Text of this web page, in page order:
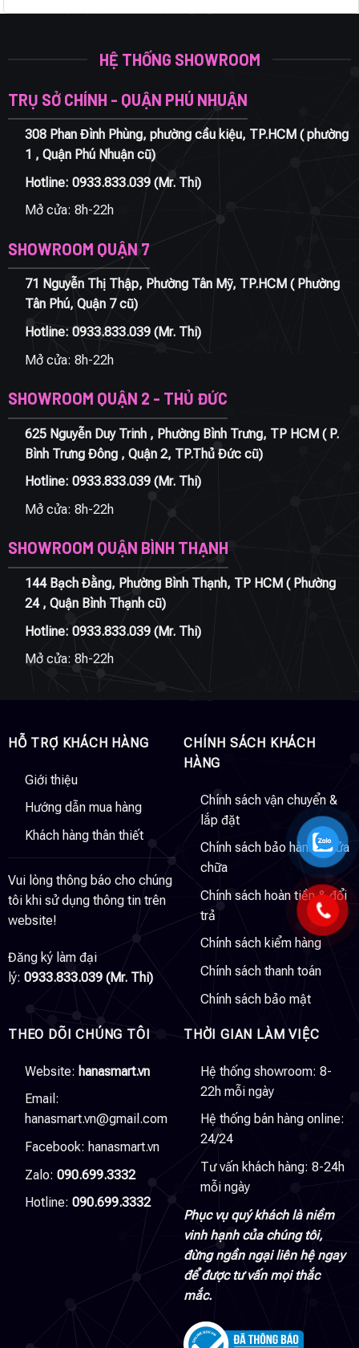
HỆ THỐNG SHOWROOM
TRỤ SỞ CHÍNH - QUẬN PHÚ NHUẬN
308 Phan Đình Phùng, phường cầu kiệu, TP.HCM ( phường
1 , Quận Phú Nhuận cũ)
Hotline: 0933.833.039(Mr. Thi)
Mở cửa: 8h-22h
SHOWROOM QUẬN 7
71 Nguyễn Thị Thập, Phường Tân Mỹ, TP.HCM ( Phường
Tân Phú, Quận 7 cũ)
Hotline: 0933.833.039(Mr. Thi)
Mở cửa: 8h-22h
SHOWROOM QUẬN 2 - THỦ ĐỨC
625 Nguyễn Duy Trinh , Phường Bình Trưng, TP HCM ( P.
Bình Trưng Đông , Quận 2, TP.Thủ Đức cũ)
Hotline: 0933.833.039(Mr. Thi)
Mở cửa: 8h-22h
SHOWROOM QUẬN BÌNH THẠNH
144 Bạch Đằng, Phường Bình Thạnh, TP HCM ( Phường
24 , Quận Bình Thạnh cũ)
Hotline: 0933.833.039(Mr. Thi)
Mở cửa: 8h-22h
HỖ TRỢ KHÁCH HÀNG
Giới thiệu
Hướng dẫn mua hàng
Khách hàng thân thiết
Vui lòng thông báo cho chúng
tôi khi sử dụng thông tin trên
website!
Đăng ký làm đại
lý: 0933.833.039 (Mr. Thi)
CHÍNH SÁCH KHÁCH
HÀNG
Chính sách vận chuyển &
lắp đặt
Chính sách bảo hành & sửa
chữa
Chính sách hoàn tiền & đổi
trả
Chính sách kiểm hàng
Chính sách thanh toán
Chính sách bảo mật
THEO DÕI CHÚNG TÔI
Website: hanasmart.vn
Email:
hanasmart.vn@gmail.com
Facebook: hanasmart.vn
Zalo: 090.699.3332
Hotline: 090.699.3332
THỜI GIAN LÀM VIỆC
Hệ thống showroom: 8-
22h mỗi ngày
Hệ thống bán hàng online:
24/24
Tư vấn khách hàng: 8-24h
mỗi ngày
Phục vụ quý khách là niềm
vinh hạnh của chúng tôi,
đừng ngần ngại liên hệ ngay
để được tư vấn mọi thắc
mắc.